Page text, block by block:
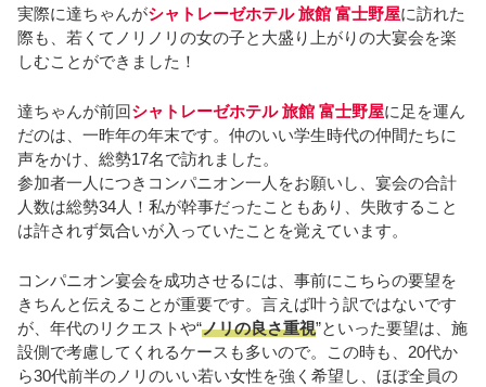
実際に達ちゃんがシャトレーゼホテル 旅館 富士野屋に訪れた
際も、若くてノリノリの女の子と大盛り上がりの大宴会を楽
しむことができました！
達ちゃんが前回シャトレーゼホテル 旅館 富士野屋に足を運ん
だのは、一昨年の年末です。仲のいい学生時代の仲間たちに
声をかけ、総勢17名で訪れました。
参加者一人につきコンパニオン一人をお願いし、宴会の合計
人数は総勢34人！私が幹事だったこともあり、失敗すること
は許されず気合いが入っていたことを覚えています。
コンパニオン宴会を成功させるには、事前にこちらの要望を
きちんと伝えることが重要です。言えば叶う訳ではないです
が、年代のリクエストや“ノリの良さ重視”といった要望は、施
設側で考慮してくれるケースも多いので。この時も、20代か
ら30代前半のノリのいい若い女性を強く希望し、ほぼ全員の